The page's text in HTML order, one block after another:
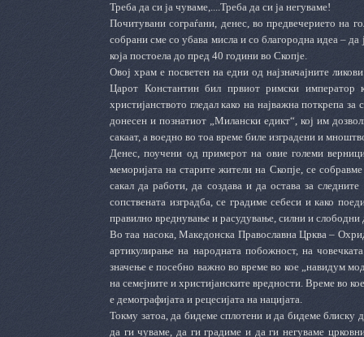
Треба да си ја чуваме,....Треба да си ја негуваме!
Почитувани сограѓани, денес, во предвечерието на
собрани сме со убава мисла и со благородна идеа –
која постоела до пред 40 години во Скопје.
Овој храм е посветен на едни од најзначајните
Царот Константин бил првиот римски император
христијанството гледал како на најважна поткрепа
донесен и познатиот „Милански едикт“, кој им
сакаат, а воедно во тоа време биле изградени и
Денес, поучени од примерот на овие големи
меморијата на старите жители на Скопје, се
сакал да работи, да создава и да остава за
сопствената изградба, се градиме себеси и како
правилно вреднување и расудување, силни и слободни
Во таа насока, Македонска Православна Црква –
артикулирање на народната побожност, на
значење е посебно важно во време во кое „навидум
на семејните и христијанските вредности. Време во
е демографијата и рецесијата на нацијата.
Токму затоа, да бидеме сплотени и да бидеме
да ги чуваме, да ги градиме и да ги негуваме